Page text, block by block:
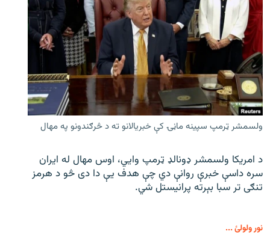
ولسمشر ټرمپ سپینه ماڼۍ کې خبریالانو ته د څرګندونو په مهال
د امریکا ولسمشر ډونالډ ټرمپ وایي، اوس مهال له ایران
سره داسې خبرې روانې دي چې هدف یې دا دی څو د هرمز
تنګی تر سبا بېرته پرانیستل شي.
نور ولولئ ...